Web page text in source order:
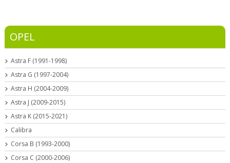
OPEL
Astra F (1991-1998)
Astra G (1997-2004)
Astra H (2004-2009)
Astra J (2009-2015)
Astra K (2015-2021)
Calibra
Corsa B (1993-2000)
Corsa C (2000-2006)